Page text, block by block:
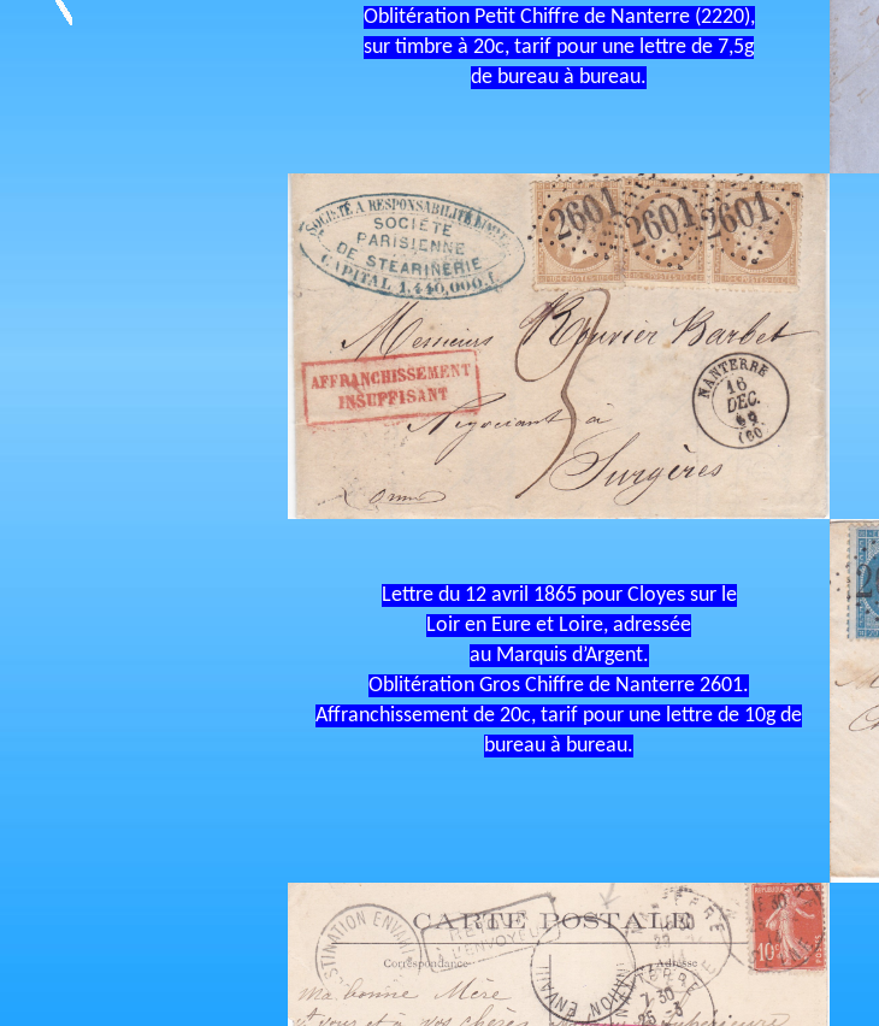
Oblitération Petit Chiffre de Nanterre (2220),
sur timbre à 20c, tarif pour une lettre de 7,5g
de bureau à bureau.
Lettre du 12 avril 1865 pour Cloyes sur le
Loir en Eure et Loire, adressée
au Marquis d’Argent.
Oblitération Gros Chiffre de Nanterre 2601.
Affranchissement de 20c, tarif pour une lettre de 10g de
bureau à bureau.